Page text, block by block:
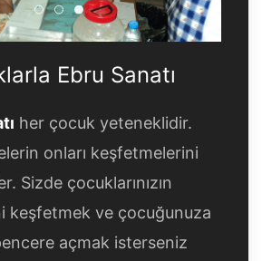
Çocuklarla Ebru Sanatı
Çocuklarla Ebru Sanatı
Çocuklarla Ebru Sanatı
Ebru Sanatı
her çocuk yeteneklidir.
onları keşfetmelerini
Sizde çocuklarınızın
keşfetmek ve çocuğunuza
açmak isterseniz